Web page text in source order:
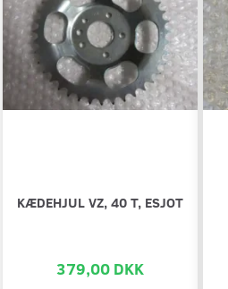
KÆDEHJUL VZ, 40 T, ESJOT
379,00 DKK